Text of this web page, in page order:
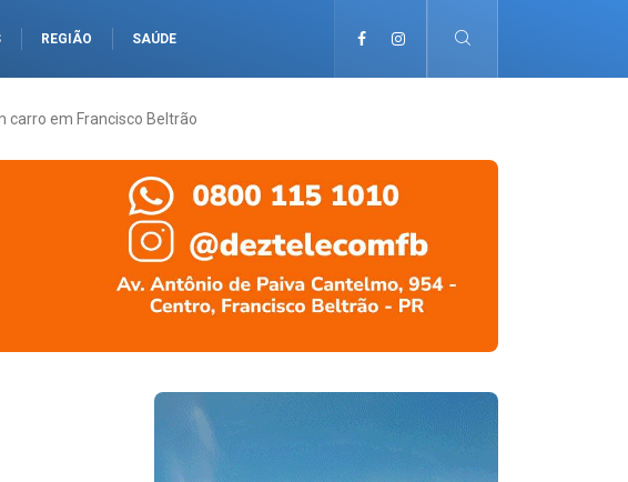
REGIÃO SAÚDE
em Francisco Beltrão